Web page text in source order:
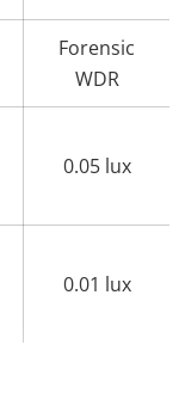
Forensic
WDR
0.05 lux
0.01 lux